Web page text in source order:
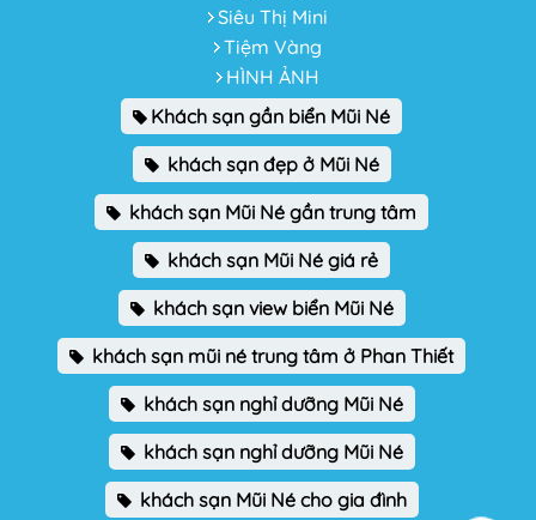
Siêu Thị Mini
Tiệm Vàng
HÌNH ẢNH
Khách sạn gần biển Mũi Né
khách sạn đẹp ở Mũi Né
khách sạn Mũi Né gần trung tâm
khách sạn Mũi Né giá rẻ
khách sạn view biển Mũi Né
khách sạn mũi né trung tâm ở Phan Thiết
khách sạn nghỉ dưỡng Mũi Né
khách sạn nghỉ dưỡng Mũi Né
khách sạn Mũi Né cho gia đình